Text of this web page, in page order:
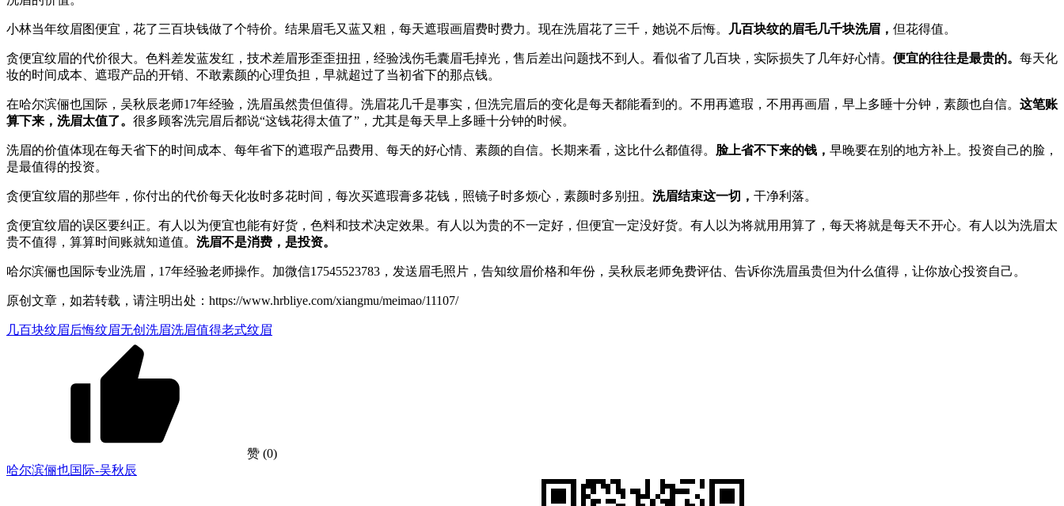
小林当年纹眉图便宜，花了三百块钱做了个特价。结果眉毛又蓝又粗，每天遮瑕画眉费时费力。现在洗眉花了三千，她说不后悔。 几百块纹的眉毛几千块洗眉， 但花得值。
贪便宜纹眉的代价很大。色料差发蓝发红，技术差眉形歪歪扭扭，经验浅伤毛囊眉毛掉光，售后差出问题找不到人。看似省了几百块，实际损失了几年好心情。 便宜的往往是最贵的。 每天化
妆的时间成本、遮瑕产品的开销、不敢素颜的心理负担，早就超过了当初省下的那点钱。
在哈尔滨俪也国际，吴秋辰老师17年经验，洗眉虽然贵但值得。洗眉花几千是事实，但洗完眉后的变化是每天都能看到的。不用再遮瑕，不用再画眉，早上多睡十分钟，素颜也自信。 这笔账
算下来，洗眉太值了。 很多顾客洗完眉后都说“这钱花得太值了”，尤其是每天早上多睡十分钟的时候。
洗眉的价值体现在每天省下的时间成本、每年省下的遮瑕产品费用、每天的好心情、素颜的自信。长期来看，这比什么都值得。 脸上省不下来的钱， 早晚要在别的地方补上。投资自己的脸，
是最值得的投资。
贪便宜纹眉的那些年，你付出的代价每天化妆时多花时间，每次买遮瑕膏多花钱，照镜子时多烦心，素颜时多别扭。 洗眉结束这一切， 干净利落。
贪便宜纹眉的误区要纠正。有人以为便宜也能有好货，色料和技术决定效果。有人以为贵的不一定好，但便宜一定没好货。有人以为将就用用算了，每天将就是每天不开心。有人以为洗眉太
贵不值得，算算时间账就知道值。 洗眉不是消费，是投资。
哈尔滨俪也国际专业洗眉，17年经验老师操作。加微信17545523783，发送眉毛照片，告知纹眉价格和年份，吴秋辰老师免费评估、告诉你洗眉虽贵但为什么值得，让你放心投资自己。
原创文章，如若转载，请注明出处：https://www.hrbliye.com/xiangmu/meimao/11107/
几百块纹眉后悔纹眉无创洗眉洗眉值得老式纹眉
赞 (0)
哈尔滨俪也国际-吴秋辰